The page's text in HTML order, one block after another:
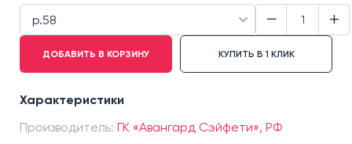
р.58
р.58
р.62
− +
ДОБАВИТЬ В КОРЗИНУ КУПИТЬ В 1 КЛИК
Характеристики
Производитель: ГК «Авангард Сэйфети», РФ